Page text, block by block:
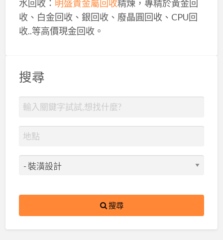
水回收： 明盛貴金屬回收精煉，專精於黃金回
收、白金回收、銀回收、廢晶圓回收、CPU回
收..等高價現金回收。
搜尋
搜尋